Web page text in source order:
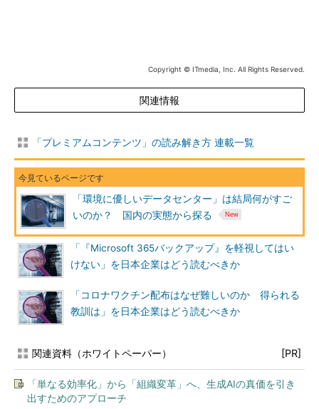
Copyright © ITmedia, Inc. All Rights Reserved.
関連情報
「プレミアムコンテンツ」の読み解き方 連載一覧
「環境に優しいデータセンター」は結局何がすご
いのか？ 国内の実態から探る
「『Microsoft 365バックアップ』を軽視してはい
けない」を日本企業はどう読むべきか
「コロナワクチン配布はなぜ難しいのか 得られる
教訓は」を日本企業はどう読むべきか
関連資料（ホワイトペーパー） [PR]
「単なる効率化」から「組織変革」へ、生成AIの真価を引き
出すためのアプローチ